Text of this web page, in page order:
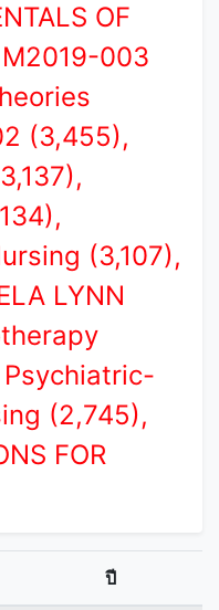
OF
M2019-003
(3,455),
(3,107),
LYNN
Psychiatric-
(2,745),
FOR
ปี